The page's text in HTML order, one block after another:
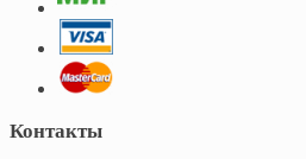
Контакты